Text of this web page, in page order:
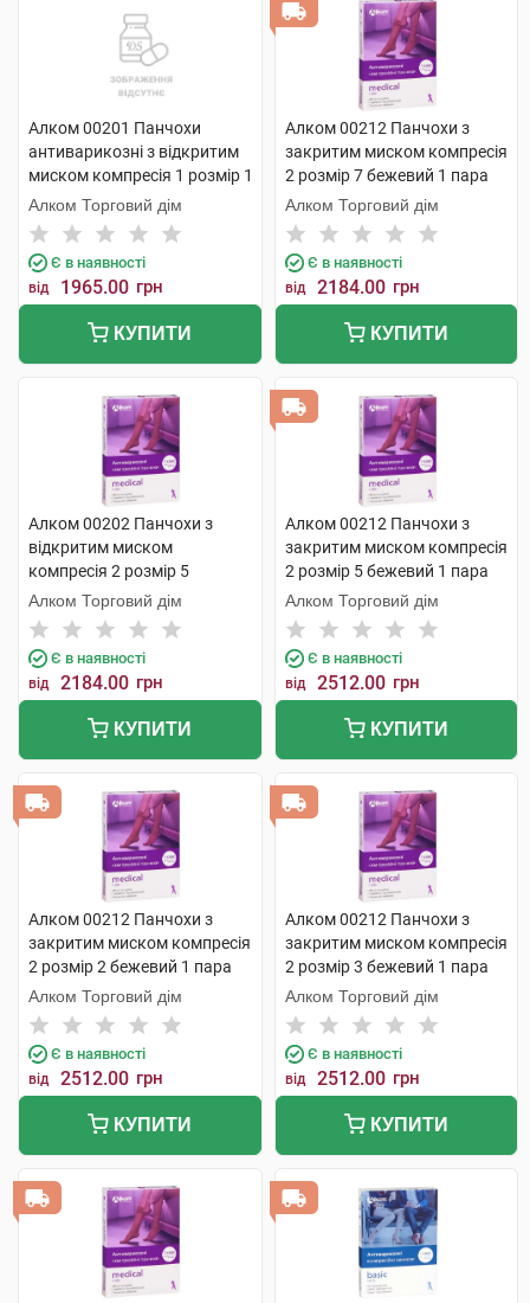
Алком 00201 Панчохи
антиварикозні з відкритим
миском компресія 1 розмір 1
1 шт
Алком Торговий дім
Є в наявності
від 1965.00 грн
КУПИТИ
Алком 00212 Панчохи з
закритим миском компресія
2 розмір 7 бежевий 1 пара
Алком Торговий дім
Є в наявності
від 2184.00 грн
КУПИТИ
Алком 00202 Панчохи з
відкритим миском
компресія 2 розмір 5
бежевий 1 пара
Алком Торговий дім
Є в наявності
від 2184.00 грн
КУПИТИ
Алком 00212 Панчохи з
закритим миском компресія
2 розмір 5 бежевий 1 пара
Алком Торговий дім
Є в наявності
від 2512.00 грн
КУПИТИ
Алком 00212 Панчохи з
закритим миском компресія
2 розмір 2 бежевий 1 пара
Алком Торговий дім
Є в наявності
від 2512.00 грн
КУПИТИ
Алком 00212 Панчохи з
закритим миском компресія
2 розмір 3 бежевий 1 пара
Алком Торговий дім
Є в наявності
від 2512.00 грн
КУПИТИ